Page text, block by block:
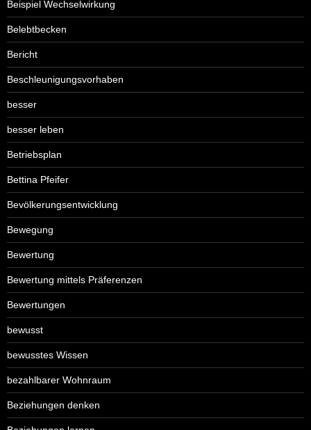
Beispiel Wechselwirkung
Belebtbecken
Bericht
Beschleunigungsvorhaben
besser
besser leben
Betriebsplan
Bettina Pfeifer
Bevölkerungsentwicklung
Bewegung
Bewertung
Bewertung mittels Präferenzen
Bewertungen
bewusst
bewusstes Wissen
bezahlbarer Wohnraum
Beziehungen denken